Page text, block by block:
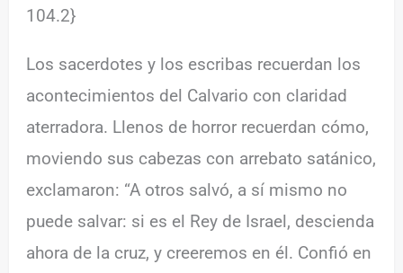
104.2}
Los sacerdotes y los escribas recuerdan los
acontecimientos del Calvario con claridad
aterradora. Llenos de horror recuerdan cómo,
moviendo sus cabezas con arrebato satánico,
exclamaron: “A otros salvó, a sí mismo no
puede salvar: si es el Rey de Israel, descienda
ahora de la cruz, y creeremos en él. Confió en